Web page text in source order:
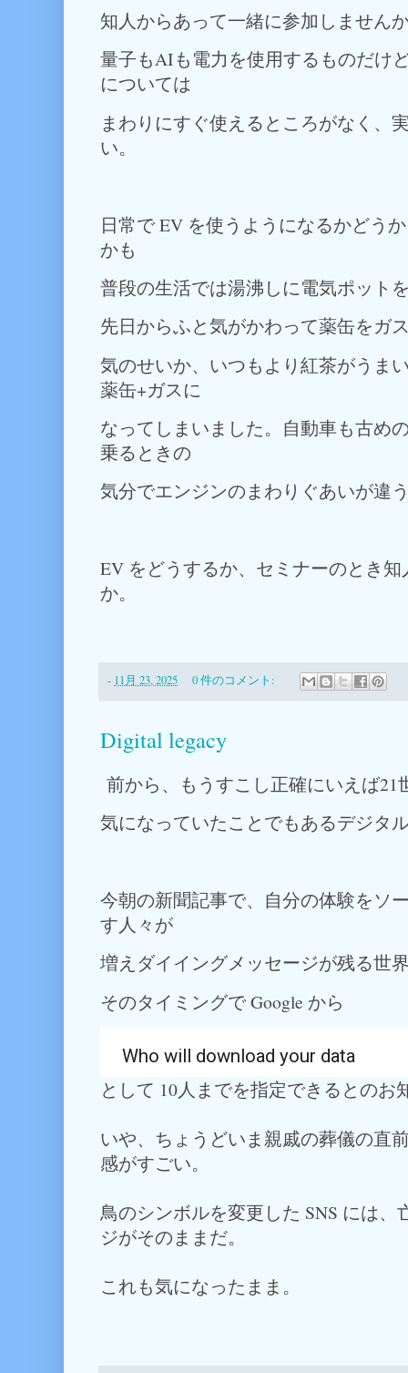
知人からあって一緒に参加しません
量子もAIも電力を使用するものだけ
については
まわりにすぐ使えるところがなく、
い。
日常で EV を使うようになるかどう
かも
普段の生活では湯沸しに電気ポット
先日からふと気がかわって薬缶をガ
気のせいか、いつもより紅茶がうま
薬缶+ガスに
なってしまいました。自動車も古め
乗るときの
気分でエンジンのまわりぐあいが違
EV をどうするか、セミナーのとき
か。
- 11月 23, 2025 0 件のコメント:
Digital legacy
前から、もうすこし正確にいえば21
気になっていたことでもあるデジタ
今朝の新聞記事で、自分の体験をソ
す人々が
増えダイイングメッセージが残る世
そのタイミングで Google から
Who will download your data
として 10人までを指定できるとのお
いや、ちょうどいま親戚の葬儀の直
感がすごい。
鳥のシンボルを変更した SNS には
ジがそのままだ。
これも気になったまま。